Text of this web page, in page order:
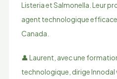
Listeria et Salmonella. Leur
agent technologique
Canada.
👤 Laurent, avec une
technologique, dirige Innodal